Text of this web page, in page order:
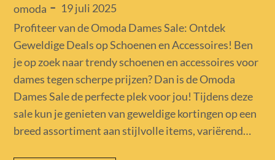
omoda
Posted
on
19 juli 2025
Profiteer van de Omoda Dames Sale: Ontdek
Geweldige Deals op Schoenen en Accessoires! Ben
je op zoek naar trendy schoenen en accessoires voor
dames tegen scherpe prijzen? Dan is de Omoda
Dames Sale de perfecte plek voor jou! Tijdens deze
sale kun je genieten van geweldige kortingen op een
breed assortiment aan stijlvolle items, variërend…